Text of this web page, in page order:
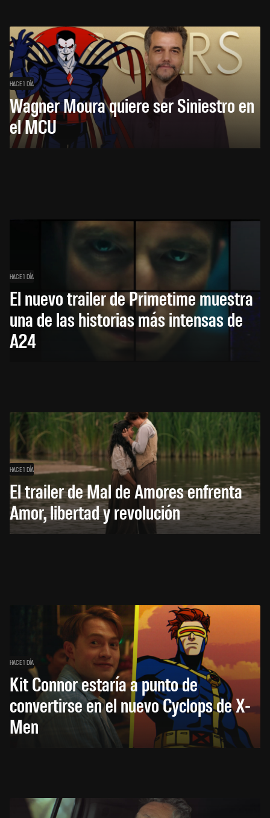
HACE 1 DÍA
Wagner Moura quiere ser Siniestro en
el MCU
HACE 1 DÍA
El nuevo trailer de Primetime muestra
una de las historias más intensas de
A24
HACE 1 DÍA
El trailer de Mal de Amores enfrenta
Amor, libertad y revolución
HACE 1 DÍA
Kit Connor estaría a punto de
convertirse en el nuevo Cyclops de X-
Men